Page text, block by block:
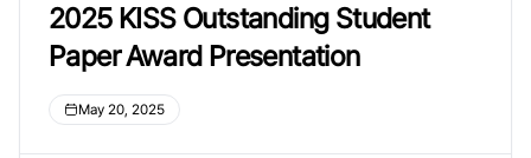
2025 KISS Outstanding Student
Paper Award Presentation
May 20, 2025